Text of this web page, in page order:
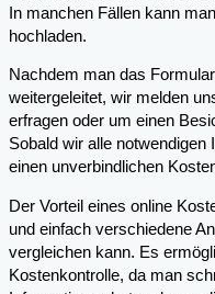
In manchen Fällen kann
hochladen.
Nachdem man das
weitergeleitet, wir melden
erfragen oder um einen
Sobald wir alle notwendigen
einen unverbindlichen
Der Vorteil eines online
und einfach verschiedene
vergleichen kann. Es
Kostenkontrolle, da man